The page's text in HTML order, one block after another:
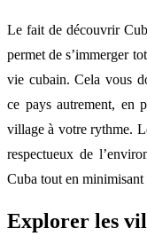
Le fait de découvrir
permet de s’immerger
vie cubain. Cela vous
ce pays autrement, en
village à votre rythme.
respectueux de
Cuba tout en
Explorer les